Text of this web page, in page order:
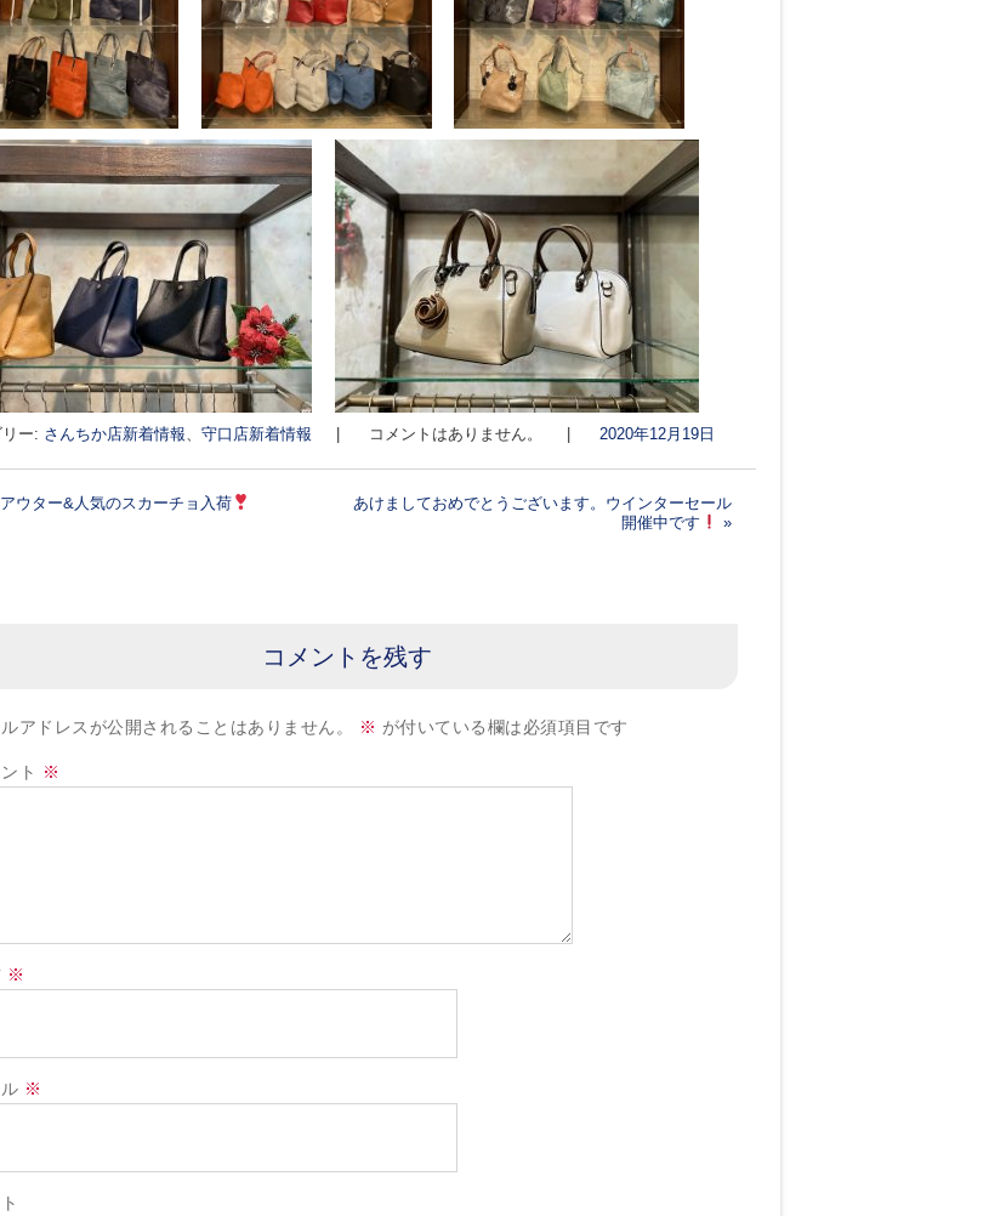
ー: さんちか店新着情報 守口店新着情報 | コメントはありません。 | 2020年12月19日
ウター&人気のスカーチョ入荷
あけましておめでとうございます。ウインターセール
開催中です
»
コメントを残す
ルアドレスが公開されることはありません。 ※ が付いている欄は必須項目です
ト ※
※
※